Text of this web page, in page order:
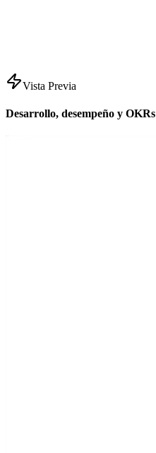
Vista Previa
Desarrollo, desempeño y OKRs